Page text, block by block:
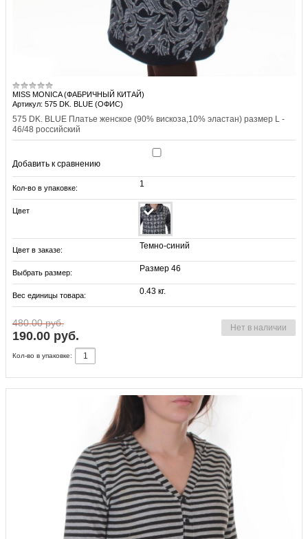
MISS MONICA (ФАБРИЧНЫЙ КИТАЙ)
Артикул: 575 DK. BLUE (ОФИС)
575 DK. BLUE Платье женское (90% вискоза,10% эластан) размер L -
46/48 российский
Добавить к сравнению
Кол-во в упаковке: 1
Цвет
Цвет в заказе: Темно-синий
Выбрать размер: Размер 46
Вес единицы товара: 0.43 кг.
480.00 руб.
190.00 руб.
Нет в наличии
Кол-во в упаковке: